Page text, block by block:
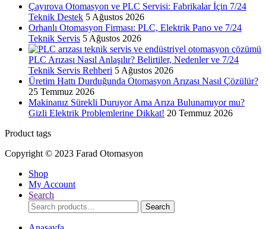
Çayırova Otomasyon ve PLC Servisi: Fabrikalar İçin 7/24
Teknik Destek 5 Ağustos 2026
Orhanlı Otomasyon Firması: PLC, Elektrik Pano ve 7/24
Teknik Servis 5 Ağustos 2026
PLC Arızası Nasıl Anlaşılır? Belirtiler, Nedenler ve 7/24
Teknik Servis Rehberi 5 Ağustos 2026
Üretim Hattı Durduğunda Otomasyon Arızası Nasıl Çözülür?
25 Temmuz 2026
Makinanız Sürekli Duruyor Ama Arıza Bulunamıyor mu?
Gizli Elektrik Problemlerine Dikkat! 20 Temmuz 2026
Product tags
Copyright © 2023 Farad Otomasyon
Shop
My Account
Search
Search
for:
Search